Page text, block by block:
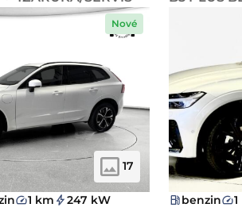
17
Nové
1 km
247 kW
benzin